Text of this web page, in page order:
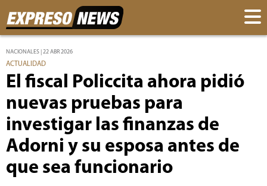
NACIONALES | 22 ABR 2026
ACTUALIDAD
El fiscal Policcita ahora pidió
nuevas pruebas para
investigar las finanzas de
Adorni y su esposa antes de
que sea funcionario